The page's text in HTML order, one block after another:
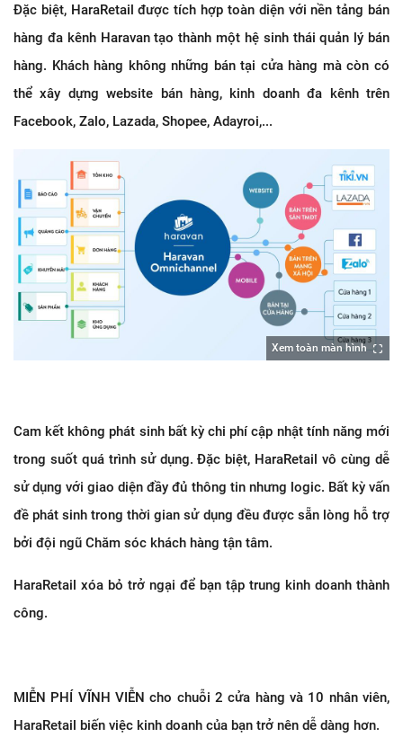
Đặc biệt, HaraRetail được tích hợp toàn diện với nền tảng bán
hàng đa kênh Haravan tạo thành một hệ sinh thái quản lý bán
hàng. Khách hàng không những bán tại cửa hàng mà còn có
thể xây dựng website bán hàng, kinh doanh đa kênh trên
Facebook, Zalo, Lazada, Shopee, Adayroi,...
Xem toàn màn hình
Cam kết không phát sinh bất kỳ chi phí cập nhật tính năng mới
trong suốt quá trình sử dụng. Đặc biệt, HaraRetail vô cùng dễ
sử dụng với giao diện đầy đủ thông tin nhưng logic. Bất kỳ vấn
đề phát sinh trong thời gian sử dụng đều được sẵn lòng hỗ trợ
bởi đội ngũ Chăm sóc khách hàng tận tâm.
HaraRetail xóa bỏ trở ngại để bạn tập trung kinh doanh thành
công.
MIỄN PHÍ VĨNH VIỄN cho chuỗi 2 cửa hàng và 10 nhân viên,
HaraRetail biến việc kinh doanh của bạn trở nên dễ dàng hơn.